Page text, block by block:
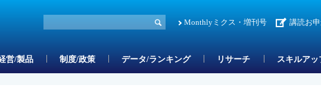
Monthlyミクス・増刊号 講読お
営/製品 制度/政策 データ/ランキング リサーチ スキルア